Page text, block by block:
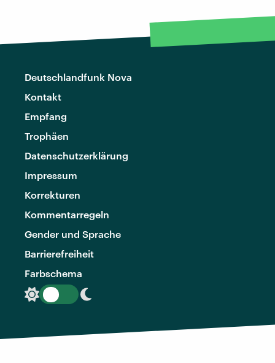
Deutschlandfunk Nova
Kontakt
Empfang
Trophäen
Datenschutzerklärung
Impressum
Korrekturen
Kommentarregeln
Gender und Sprache
Barrierefreiheit
Farbschema